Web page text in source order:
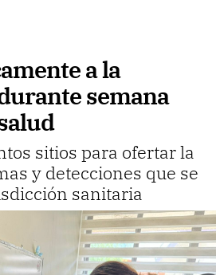
a la
semana
sitios para ofertar la
y detecciones que se
sanitaria